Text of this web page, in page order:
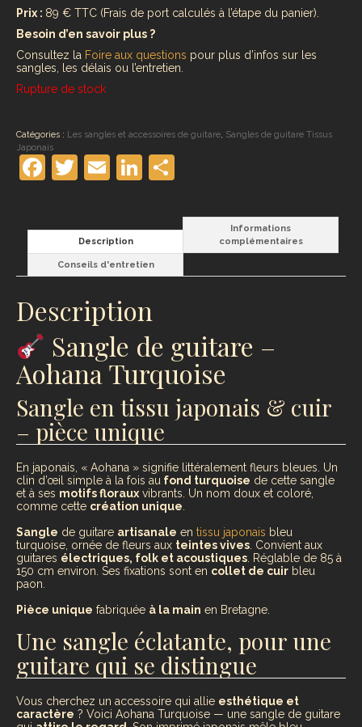
Prix : 89 € TTC (Frais de port calculés à l’étape du panier).
Besoin d’en savoir plus ?
Consultez la Foire aux questions pour plus d’infos sur les
sangles, les délais ou l’entretien.
Rupture de stock
Catégories : Les sangles et accessoires de guitare, Sangles de guitare Tissus
Japonais
Facebook
Twitter
EmailLinkedIn
Description
Informations
complémentaires
Conseils d'entretien
Description
Sangle de guitare –
Aohana Turquoise
Sangle en tissu japonais & cuir
– pièce unique
En japonais, « Aohana » signifie littéralement fleurs bleues. Un
clin d’œil simple à la fois au fond turquoise de cette sangle
et à ses motifs floraux vibrants. Un nom doux et coloré,
comme cette création unique
Sangle de guitare artisanale en tissu japonais bleu
turquoise, ornée de fleurs aux teintes vives . Convient aux
guitares électriques, folk et acoustiques . Réglable de 85 à
150 cm environ. Ses fixations sont en collet de cuir bleu
paon.
Pièce unique fabriquée à la main en Bretagne.
Une sangle éclatante, pour une
guitare qui se distingue
Vous cherchez un accessoire qui allie esthétique et
caractère ? Voici Aohana Turquoise — une sangle de guitare